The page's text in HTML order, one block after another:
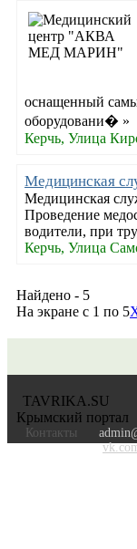
оснащенный
оборудовани� »
Керчь, Улица
Медицинская
Медицинская
Проведение
водители, при
Керчь, Улица
Найдено - 5
На экране с 1 по 5
TAVRIKA.SU
Крымский портал
Контакты